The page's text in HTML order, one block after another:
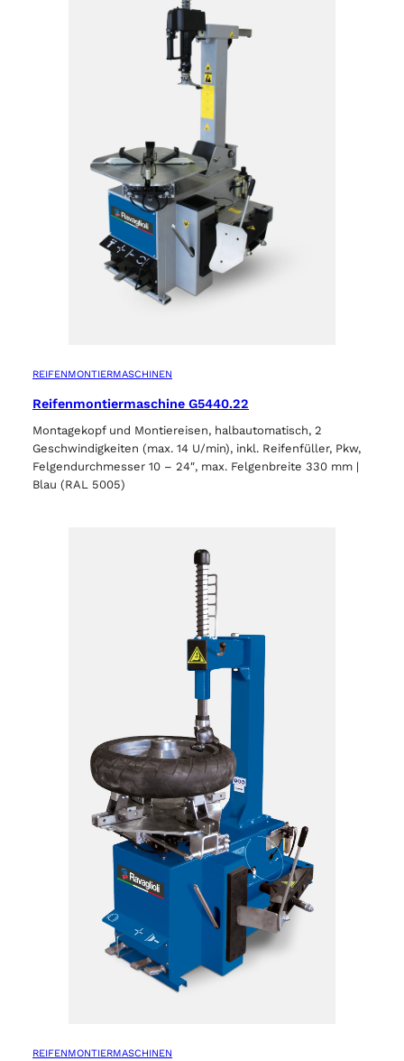
REIFENMONTIERMASCHINEN
Reifenmontiermaschine G5440.22
Montagekopf und Montiereisen, halbautomatisch, 2
Geschwindigkeiten (max. 14 U/min), inkl. Reifenfüller, Pkw,
Felgendurchmesser 10 – 24″, max. Felgenbreite 330 mm |
Blau (RAL 5005)
REIFENMONTIERMASCHINEN